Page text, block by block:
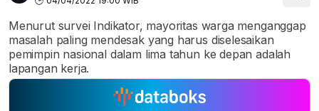
Menurut survei Indikator, mayoritas warga menganggap
masalah paling mendesak yang harus diselesaikan
pemimpin nasional dalam lima tahun ke depan adalah
lapangan kerja.